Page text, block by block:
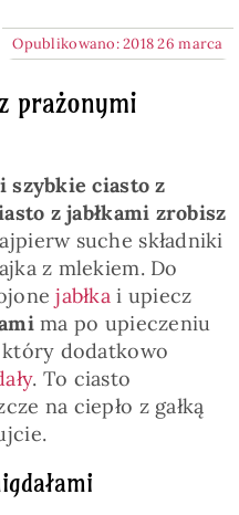
Opublikowano: 2018 26 marca
prażonymi
szybkie ciasto z
z jabłkami zrobisz
suche składniki
z mlekiem. Do
jabłka i upiecz
ma po upieczeniu
dodatkowo
. To ciasto
na ciepło z gałką